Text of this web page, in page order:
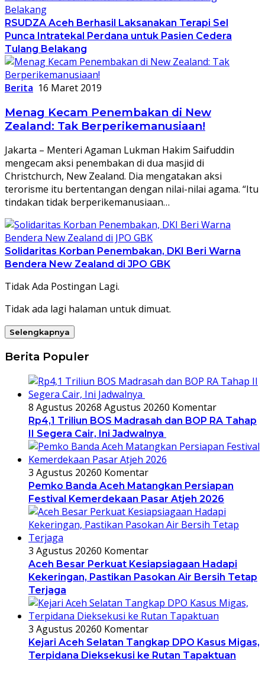
RSUDZA Aceh Berhasil Laksanakan Terapi Sel
Punca Intratekal Perdana untuk Pasien Cedera
Tulang Belakang
Berita 16 Maret 2019
Menag Kecam Penembakan di New
Zealand: Tak Berperikemanusiaan!
Jakarta – Menteri Agaman Lukman Hakim Saifuddin
mengecam aksi penembakan di dua masjid di
Christchurch, New Zealand. Dia mengatakan aksi
terorisme itu bertentangan dengan nilai-nilai agama. “Itu
tindakan tidak berperikemanusiaan…
Solidaritas Korban Penembakan, DKI Beri Warna
Bendera New Zealand di JPO GBK
Tidak Ada Postingan Lagi.
Tidak ada lagi halaman untuk dimuat.
Selengkapnya
Berita Populer
8 Agustus 20268 Agustus 20260 Komentar
Rp4,1 Triliun BOS Madrasah dan BOP RA Tahap
II Segera Cair, Ini Jadwalnya
3 Agustus 20260 Komentar
Pemko Banda Aceh Matangkan Persiapan
Festival Kemerdekaan Pasar Atjeh 2026
3 Agustus 20260 Komentar
Aceh Besar Perkuat Kesiapsiagaan Hadapi
Kekeringan, Pastikan Pasokan Air Bersih Tetap
Terjaga
3 Agustus 20260 Komentar
Kejari Aceh Selatan Tangkap DPO Kasus Migas,
Terpidana Dieksekusi ke Rutan Tapaktuan